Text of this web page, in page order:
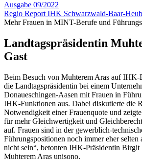
Ausgabe 09/2022
Regio Report IHK Schwarzwald-Baar-
Mehr Frauen in MINT-Berufe und
Landtagspräsidentin
Gast
Beim Besuch von Muhterem Aras auf IHK-
die Landtagspräsidentin bei einem
Donaueschingen-Aasen mit Frauen in
IHK-Funktionen aus. Dabei diskutierte die
Notwendigkeit einer Frauenquote und zeigte
für mehr Gleichwertigkeit und
auf. Frauen sind in der gewerblich-
Führungspositionen noch immer eher selten
nicht sein“, betonten IHK-Präsidentin Birgit
Muhterem Aras unisono.